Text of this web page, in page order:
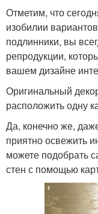
Отметим, что
изобилии
подлинники, вы
репродукции,
вашем дизайне
Оригинальный
расположить одну
Да, конечно же,
приятно освежить
можете подобрать
стен с помощью